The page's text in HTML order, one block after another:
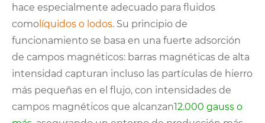
hace especialmente adecuado para fluidos
como líquidos o lodos. Su principio de
funcionamiento se basa en una fuerte adsorción
de campos magnéticos: barras magnéticas de alta
intensidad capturan incluso las partículas de hierro
más pequeñas en el flujo, con intensidades de
campos magnéticos que alcanzan12.000 gauss o